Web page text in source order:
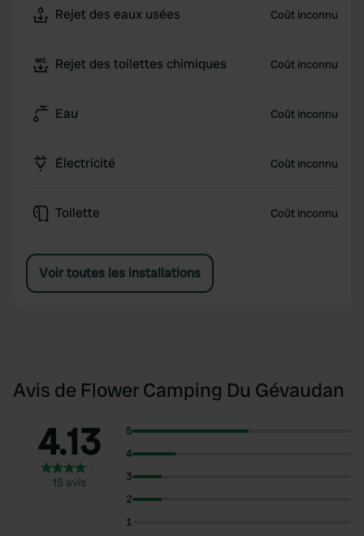
Rejet des eaux usées Coût inconnu
Rejet des toilettes chimiques Coût inconnu
Eau Coût inconnu
Électricité Coût inconnu
Toilette Coût inconnu
Voir toutes les installations
Avis de Flower Camping Du Gévaudan
4.13
15 avis
5
4
3
2
1